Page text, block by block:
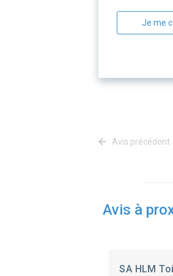
Je me
Avis précédent
Avis à
SA HLM